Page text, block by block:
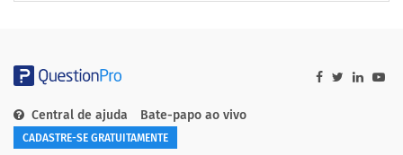
Central de ajuda Bate-papo ao vivo
CADASTRE-SE GRATUITAMENTE